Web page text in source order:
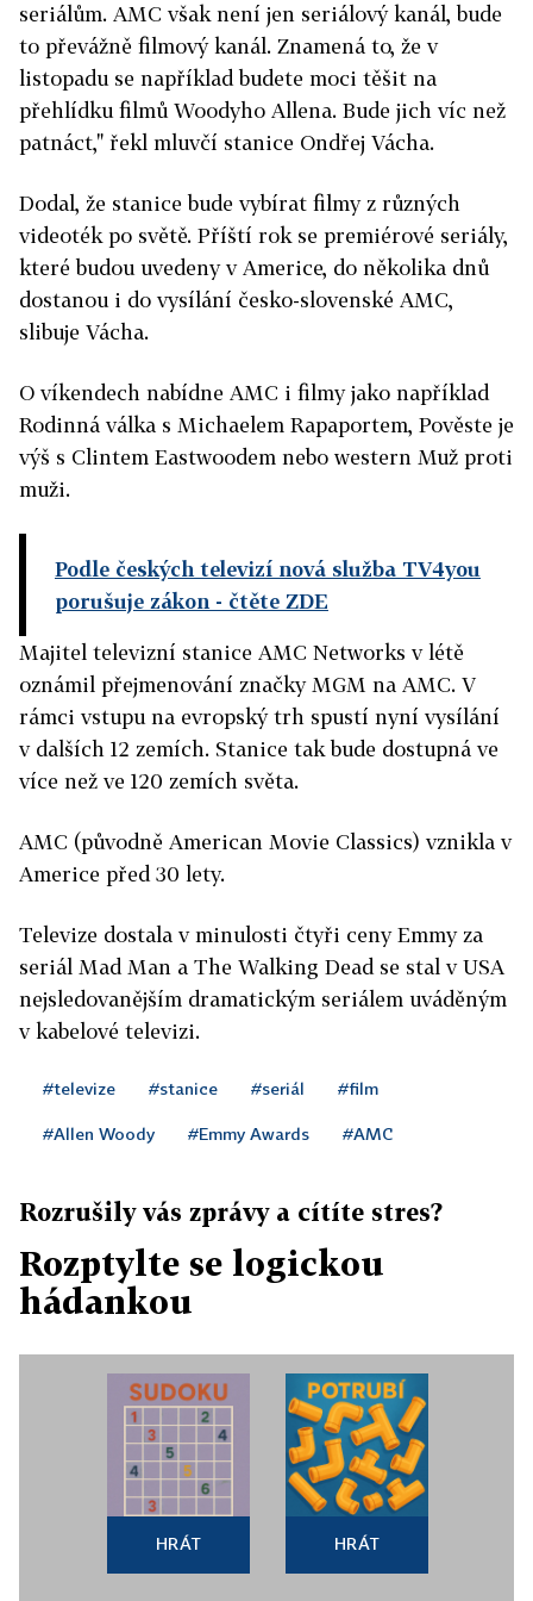
seriálům. AMC však není jen seriálový kanál, bude
to převážně filmový kanál. Znamená to, že v
listopadu se například budete moci těšit na
přehlídku filmů Woodyho Allena. Bude jich víc než
patnáct," řekl mluvčí stanice Ondřej Vácha.
Dodal, že stanice bude vybírat filmy z různých
videoték po světě. Příští rok se premiérové seriály,
které budou uvedeny v Americe, do několika dnů
dostanou i do vysílání česko-slovenské AMC,
slibuje Vácha.
O víkendech nabídne AMC i filmy jako například
Rodinná válka s Michaelem Rapaportem, Pověste je
výš s Clintem Eastwoodem nebo western Muž proti
muži.
Podle českých televizí nová služba TV4you
porušuje zákon - čtěte ZDE
Majitel televizní stanice AMC Networks v létě
oznámil přejmenování značky MGM na AMC. V
rámci vstupu na evropský trh spustí nyní vysílání
v dalších 12 zemích. Stanice tak bude dostupná ve
více než ve 120 zemích světa.
AMC (původně American Movie Classics) vznikla v
Americe před 30 lety.
Televize dostala v minulosti čtyři ceny Emmy za
seriál Mad Man a The Walking Dead se stal v USA
nejsledovanějším dramatickým seriálem uváděným
v kabelové televizi.
#televize #stanice #seriál #film
#Allen Woody #Emmy Awards #AMC
Rozrušily vás zprávy a cítíte stres?
Rozptylte se logickou
hádankou
HRÁT HRÁT